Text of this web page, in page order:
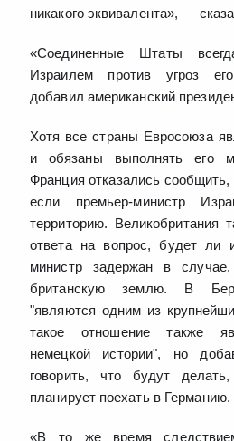
никакого эквивалента», —
«Соединенные Штаты
Израилем против угроз
добавил американский
Хотя все страны Евросоюза
и обязаны выполнять его
Франция отказались сообщить,
если премьер-министр
территорию. Великобритания
ответа на вопрос, будет ли
министр задержан в
британскую землю. В
"являются одним из
такое отношение также
немецкой истории", но
говорить, что будут
планирует поехать в Германию.
«В то же время